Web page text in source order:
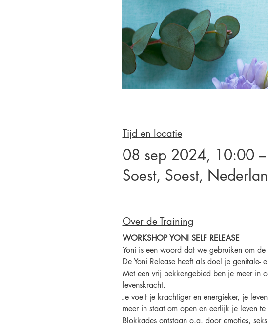
Tijd en locatie
08 sep 2024, 10:00
Soest, Soest,
Over de Training
WORKSHOP YONI SELF RELEASE
Yoni is een woord dat we gebruiken om
De Yoni Release heeft als doel je
Met een vrij bekkengebied ben je meer in
levenskracht.
Je voelt je krachtiger en energieker, je
meer in staat om open en eerlijk je leven
Blokkades ontstaan o.a. door emoties,